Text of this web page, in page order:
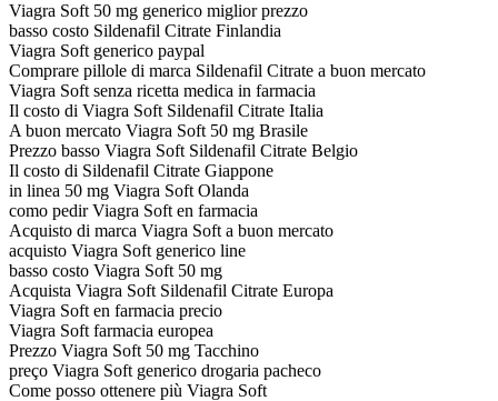
Viagra Soft 50 mg generico miglior prezzo
basso costo Sildenafil Citrate Finlandia
Viagra Soft generico paypal
Comprare pillole di marca Sildenafil Citrate a buon mercato
Viagra Soft senza ricetta medica in farmacia
Il costo di Viagra Soft Sildenafil Citrate Italia
A buon mercato Viagra Soft 50 mg Brasile
Prezzo basso Viagra Soft Sildenafil Citrate Belgio
Il costo di Sildenafil Citrate Giappone
in linea 50 mg Viagra Soft Olanda
como pedir Viagra Soft en farmacia
Acquisto di marca Viagra Soft a buon mercato
acquisto Viagra Soft generico line
basso costo Viagra Soft 50 mg
Acquista Viagra Soft Sildenafil Citrate Europa
Viagra Soft en farmacia precio
Viagra Soft farmacia europea
Prezzo Viagra Soft 50 mg Tacchino
preço Viagra Soft generico drogaria pacheco
Come posso ottenere più Viagra Soft